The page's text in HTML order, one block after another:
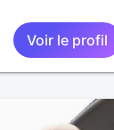
Voir le profil